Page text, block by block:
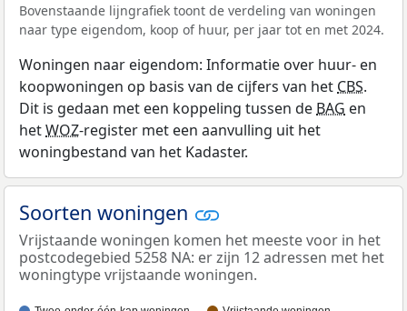
Bovenstaande lijngrafiek toont de verdeling van woningen
naar type eigendom, koop of huur, per jaar tot en met 2024.
Woningen naar eigendom: Informatie over huur- en
koopwoningen op basis van de cijfers van het CBS.
Dit is gedaan met een koppeling tussen de BAG en
hetWOZ-register met een aanvulling uit het
woningbestand van het Kadaster.
Soorten woningen
Vrijstaande woningen komen het meeste voor in het
postcodegebied 5258 NA: er zijn 12 adressen met het
woningtype vrijstaande woningen.